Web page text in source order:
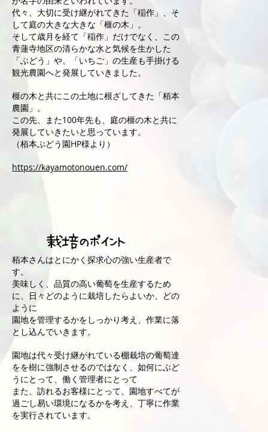
代々、大切に受け継がれてきた「稲作」、そ
して庭の大きな大きな「榧の木」。
そして歳月を経て「稲作」だけでなく、この
青蓮寺地区の清らかな水と気候を生かした
「ぶどう」や、「いちご」の生産も手掛ける
観光農園へと発展していきました。
榧の木と共にこの土地に根ざしてきた「栢本
農園」。
この先、また100年先も、庭の榧の木と共に
発展していきたいと思っています。
​（栢本ぶどう園HP様より）
https://kayamotonouen.com/
栽培のポイント
栢本さんはとにかく探求心の強い生産者で
す。
美味しく、品質の高い葡萄を生産するため
に、日々どのように栽培したらよいか、どの
ように
園地を管理するかをしっかり考え、作業に落
とし込んでいきます。
園地は代々受け継がれている棚栽培の葡萄達
をを樹に強制させるのではなく、如何にぶど
うにとって、働く管理者にとって
また、訪れるお客様にとって、園地すべてが
過ごし易い環境になるかを考え、丁寧に作業
を実行されています。